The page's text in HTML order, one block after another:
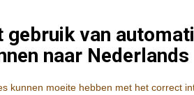
gebruik van
naar Nederlands
kunnen moeite hebben met het correct